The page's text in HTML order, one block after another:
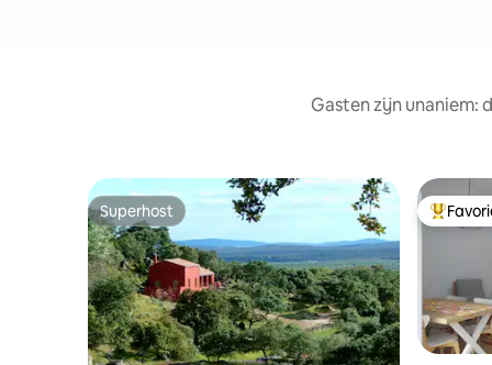
Gasten zijn unaniem:
Superhost
Superhost